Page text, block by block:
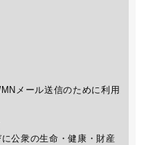
メール送信のために利用
公衆の生命・健康・財産